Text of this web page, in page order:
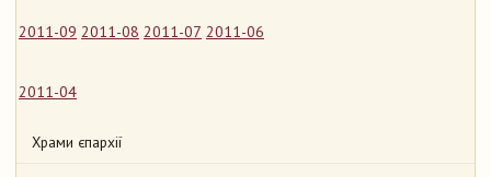
2011-09 2011-08 2011-07 2011-06
2011-04
Храми єпархії